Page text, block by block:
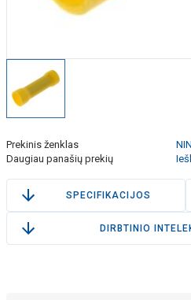
Prekinis ženklas
Daugiau panašių prekių
SPECIFIKACIJOS
DIRBTINIO